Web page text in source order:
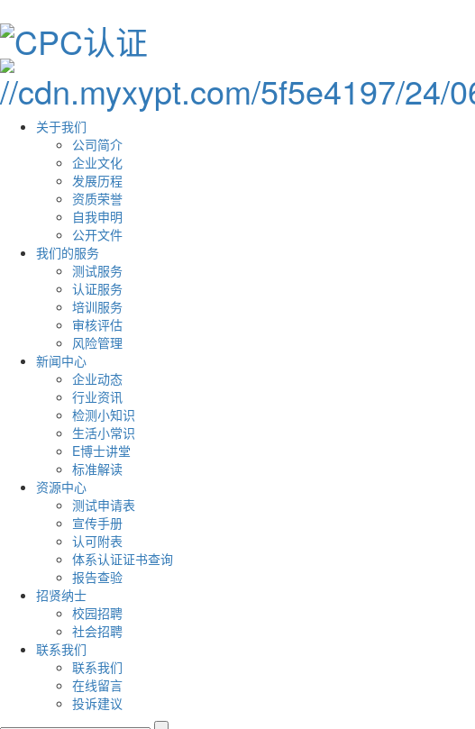
关于我们
公司简介
企业文化
发展历程
资质荣誉
自我申明
公开文件
我们的服务
测试服务
认证服务
培训服务
审核评估
风险管理
新闻中心
企业动态
行业资讯
检测小知识
生活小常识
E博士讲堂
标准解读
资源中心
测试申请表
宣传手册
认可附表
体系认证证书查询
报告查验
招贤纳士
校园招聘
社会招聘
联系我们
联系我们
在线留言
投诉建议